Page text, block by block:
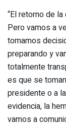
“El retorno de
Pero vamos a
tomamos
preparando y
totalmente
es que se
presidente o a
evidencia, la
vamos a